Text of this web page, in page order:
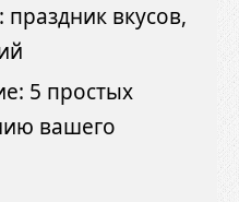
праздник вкусов,
5 простых
вашего